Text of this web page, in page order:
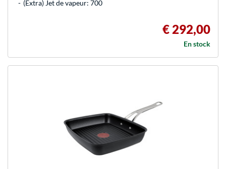
(Extra) Jet de vapeur: 700
€ 292,00
En stock